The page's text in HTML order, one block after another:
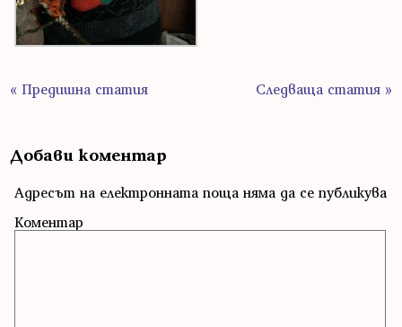
« Предишна статия Следваща статия »
Добави коментар
Адресът на електронната поща няма да се публикува
Коментар